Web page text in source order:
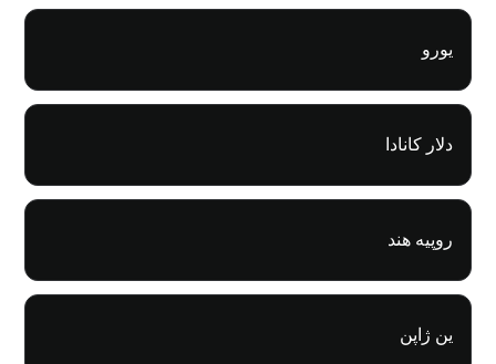
یورو
دلار کانادا
روپیه هند
ین ژاپن